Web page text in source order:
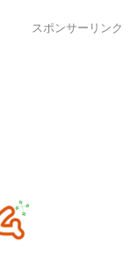
スポンサーリンク